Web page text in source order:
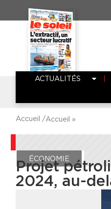
ACTUALITÉS
Accueil /Accueil »
ÉCONOMIE
Projet
2024, au-